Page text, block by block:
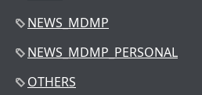
NEWS_MDMP
NEWS_MDMP_PERSONAL
OTHERS